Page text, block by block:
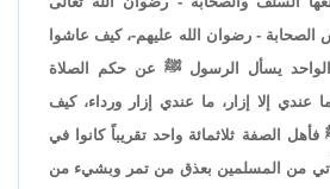
- رضوان الله عليهم-، كيف عاشوا
الواحد يسأل الرسول ﷺ عن حكم الصلاة
عندي إلا إزار، ما عندي إزار ورداء، كيف
الصفة ثلاثمائة واحد تقريباً كانوا في
من المسلمين بعذق من تمر وبشيء من